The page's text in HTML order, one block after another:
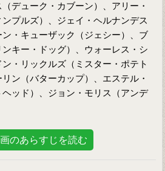
デューク・カブーン）、アリー・
プルズ）、ジェイ・ヘルナンデス
ン・キューザック（ジェシー）、ブ
キー・ドッグ）、ウォーレス・シ
・リックルズ（ミスター・ポテト
ン（バターカップ）、エステル・
ッド）、ジョン・モリス（アンデ
のあらすじを読む